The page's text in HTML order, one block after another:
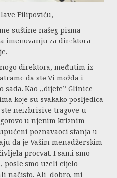
Filipoviću,
suštine našeg pisma
imenovanju za direktora
direktora, međutim iz
da ste Vi možda i
Kao ,,dijete” Glinice
koje su svakako posljedica
ste neizbrisive tragove u
u njenim kriznim
poznavaoci stanja u
da je Vašim menadžerskim
procvat. I sami smo
posle smo uzeli cijelo
načisto. Ali, dobro, mi